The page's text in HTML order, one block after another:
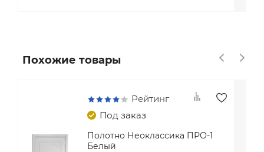
Похожие товары
Рейтинг
Под заказ
Полотно Неоклассика ПРО-1
Белый